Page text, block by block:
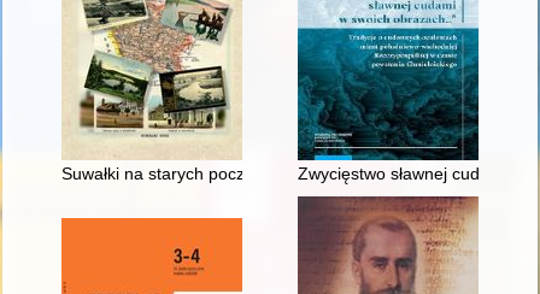
Suwałki na starych pocztówkach 1900-1944. T. 2,
Zwycięstwo sławnej cudami w